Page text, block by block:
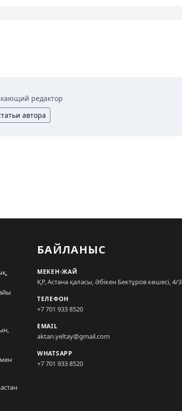
редактор
автора
БАЙЛАНЫС
МЕКЕН-ЖАЙ
ҚР, Астана қаласы, Әбікен Бектұров көшесі, 4/3
ТЕЛЕФОН
+7 701 933 8520
EMAIL
aktan.yeltay@gmail.com
WHATSAPP
+7 701 933 8520